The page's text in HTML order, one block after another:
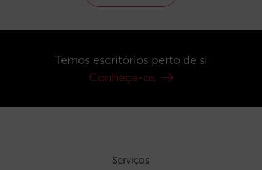
Temos escritórios perto de si
Conheça-os
Serviços